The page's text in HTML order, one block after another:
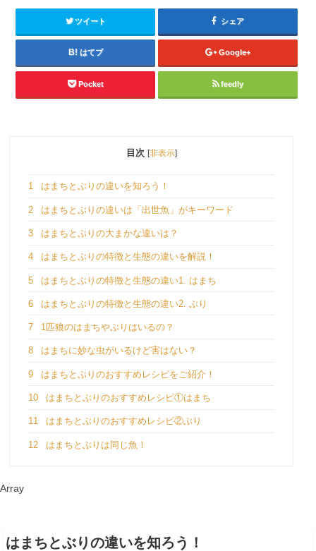
ツイート シェア
はてブ Google+
Pocket feedly
目次 [非表示]
1 はまちとぶりの違いを知ろう！
2 はまちとぶりの違いは「出世魚」がキーワード
3 はまちとぶりの大まかな違いは？
4 はまちとぶりの特徴と生態の違いを解説！
5 はまちとぶりの特徴と生態の違い1. はまち
6 はまちとぶりの特徴と生態の違い2. ぶり
7 1匹狼のはまちやぶりはいるの？
8 はまちに妙な虫がいるけど害はない？
9 はまちとぶりのおすすめレシピをご紹介！
10 はまちとぶりのおすすめレシピ①はまち
11 はまちとぶりのおすすめレシピ②ぶり
12 はまちとぶりは同じ魚！
Array
はまちとぶりの違いを知ろう！